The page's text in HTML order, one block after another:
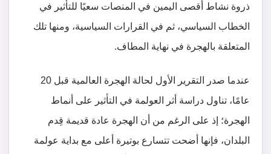
ذروة نشاط أقصى اليمين في المنصات سعيًا للتأثير في
الخطاب السياسي، ثم في القرارات السياسية، ومنها تلك
المتعلقة بالهجرة في نهاية المطاف.
عندما صدر التقرير الأول لحالة الهجرة العالمية قبل 20
عامًا، تناول دراسة أثر العولمة في التأثير على أنماط
الهجرة؛ إذ على الرغم من أن الهجرة عادة قديمة قِدم
البلدان، فإنها أضحت تتسارع بوتيرة أعلى مع بداية عولمة